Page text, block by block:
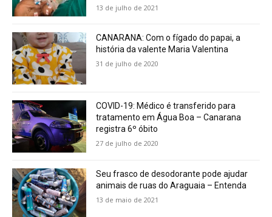
13 de julho de 2021
CANARANA: Com o fígado do papai, a
história da valente Maria Valentina
31 de julho de 2020
COVID-19: Médico é transferido para
tratamento em Água Boa – Canarana
registra 6º óbito
27 de julho de 2020
Seu frasco de desodorante pode ajudar
animais de ruas do Araguaia – Entenda
13 de maio de 2021